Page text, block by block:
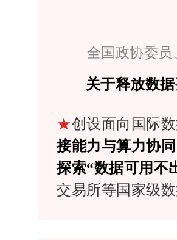
全国政协委
关于释放数
★创设面向国际
接能力与算力协
探索“数据可用不
交易所等国家级